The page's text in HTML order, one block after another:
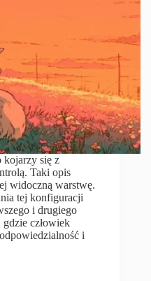
kojarzy się z
Taki opis
widoczną warstwę.
tej konfiguracji
i drugiego
gdzie człowiek
i